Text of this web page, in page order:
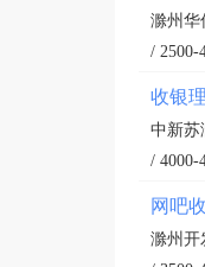
滁州华
/ 2500-
收银
中新苏
/ 4000-
网吧
滁州开